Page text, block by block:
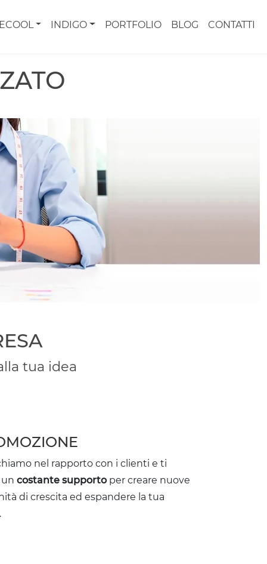
INDIGO PORTFOLIO BLOG CONTATTI
tua idea
nel rapporto con i clienti e ti
costante supportoper creare nuove
di crescita ed espandere la tua